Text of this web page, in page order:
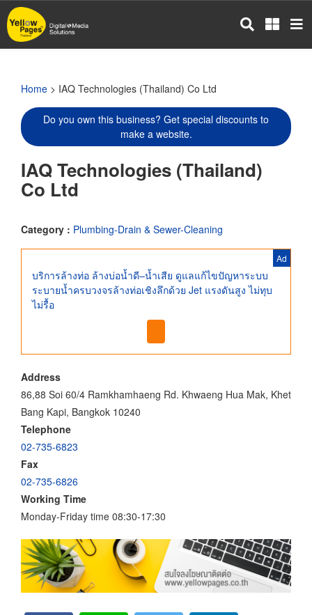
Skip
to
main
Home > IAQ Technologies (Thailand) Co Ltd
Do you own this business? Get special discounts to
make a website.
IAQ Technologies (Thailand)
Co Ltd
Category : Plumbing-Drain & Sewer-Cleaning
Ad
บริการล้างท่อ ล้างบ่อน้ำดี–น้ำเสีย ดูแลแก้ไขปัญหาระบบ
ระบายน้ำครบวงจรล้างท่อเชิงลึกด้วย Jet แรงดันสูง ไม่ทุบ
ไม่รื้อ
Address
86,88 Soi 60/4 Ramkhamhaeng Rd. Khwaeng Hua Mak, Khet
Bang Kapi, Bangkok 10240
Telephone
02-735-6823
Fax
02-735-6826
Working Time
Monday-Friday time 08:30-17:30